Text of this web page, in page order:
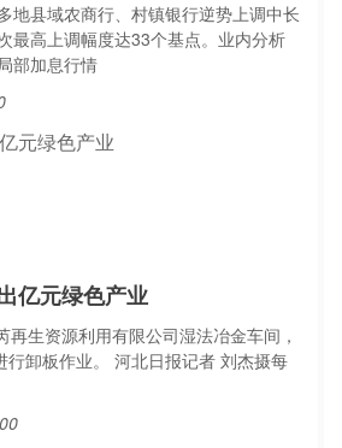
地县域农商行、村镇银行逆势上调中长
最高上调幅度达33个基点。业内分析
部加息行情
亿元绿色产业
再生资源利用有限公司湿法冶金车间，
行卸板作业。 河北日报记者 刘杰摄每